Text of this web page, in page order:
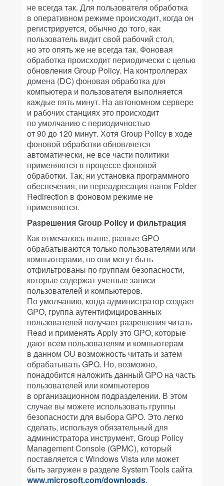
не всегда так. Для пользователя обработка
в оперативном режиме происходит, когда он
регистрируется, обычно до того, как
пользователь видит свой рабочий стол,
но это опять же не всегда так. Фоновая
обработка происходит периодически с целью
обновления Group Policy. На контроллерах
домена (DC) фоновая обработка для
компьютера и пользователя выполняется
каждые пять минут. На автономном сервере
и рабочих станциях это происходит
по умолчанию с периодичностью
от 90 до 120 минут. Хотя Group Policy в ходе
фоновой обработки обновляется
автоматически, не все части политики
применяются в процессе фоновой
обработки. Так, ни установка программного
обеспечения, ни переадресация папок Folder
Redirection в фоновом режиме не
применяются.
Разрешения Group Policy и фильтрация
Как отмечалось выше, разные GPO
обрабатываются только пользователями или
компьютерами, но они могут быть
отфильтрованы по группам безопасности,
которые содержат учетные записи
пользователей и компьютеров.
По умолчанию, когда администратор создает
GPO, группа аутентифицированных
пользователей получает разрешения читать
Read и применять Apply это GPO, которые
дают всем пользователям и компьютерам
в данном OU возможность читать и затем
обрабатывать GPO. Но, возможно,
понадобится наложить данный GPO на часть
пользователей или компьютеров
в организационном подразделении. В этом
случае вы можете использовать группы
безопасности для выбора GPO. Это легко
сделать, используя обязательный для
администратора инструмент, Group Policy
Management Console (GPMC), который
поставляется с Windows Vista или может
быть загружен в разделе System Tools сайта
www.microsoft.com/downloads.